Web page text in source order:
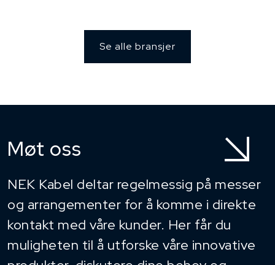
Se alle bransjer
Møt oss
NEK Kabel deltar regelmessig på messer
og arrangementer for å komme i direkte
kontakt med våre kunder. Her får du
muligheten til å utforske våre innovative